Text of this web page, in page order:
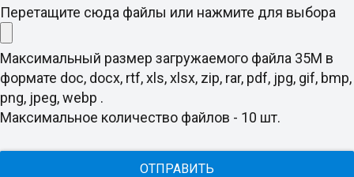
Перетащите сюда файлы или нажмите для выбора
Максимальный размер загружаемого файла 35M в
формате doc, docx, rtf, xls, xlsx, zip, rar, pdf, jpg, gif, bmp,
png, jpeg, webp .
Максимальное количество файлов - 10 шт.
ОТПРАВИТЬ